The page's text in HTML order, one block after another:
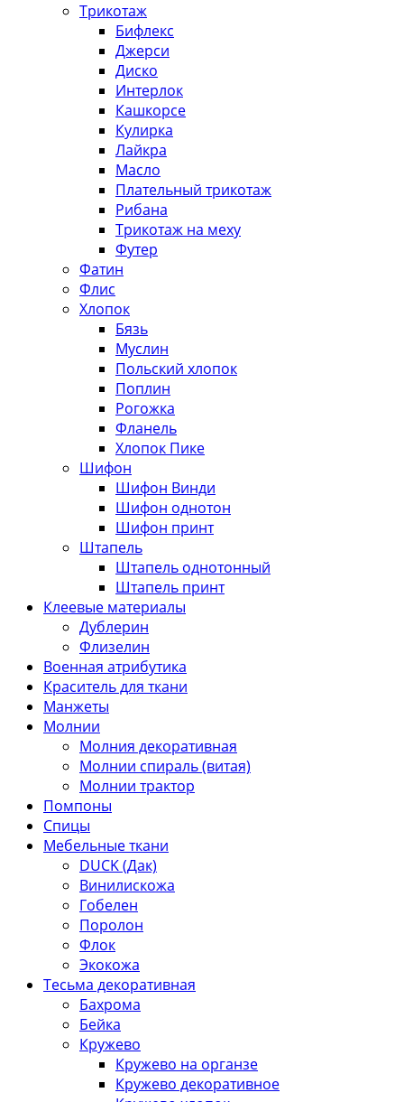
Трикотаж
Бифлекс
Джерси
Диско
Интерлок
Кашкорсе
Кулирка
Лайкра
Масло
Плательный трикотаж
Рибана
Трикотаж на меху
Футер
Фатин
Флис
Хлопок
Бязь
Муслин
Польский хлопок
Поплин
Рогожка
Фланель
Хлопок Пике
Шифон
Шифон Винди
Шифон однотон
Шифон принт
Штапель
Штапель однотонный
Штапель принт
Клеевые материалы
Дублерин
Флизелин
Военная атрибутика
Краситель для ткани
Манжеты
Молнии
Молния декоративная
Молнии спираль (витая)
Молнии трактор
Помпоны
Спицы
Мебельные ткани
DUCK (Дак)
Винилискожа
Гобелен
Поролон
Флок
Экокожа
Тесьма декоративная
Бахрома
Бейка
Кружево
Кружево на органзе
Кружево декоративное